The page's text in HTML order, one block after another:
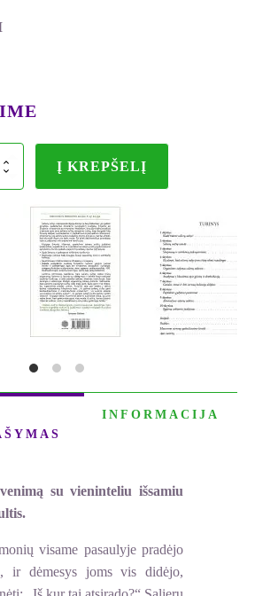
Į KREPŠELĮ
INFORMACIJA
su vieninteliu išsamiu
visame pasaulyje pradėjo
ir dėmesys joms vis didėjo,